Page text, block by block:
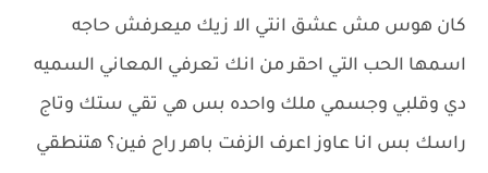
كان هوس مش عشق انتي الا زيك ميعرفش حاجه
اسمها الحب التي احقر من انك تعرفي المعاني السميه
دي وقلبي وجسمي ملك واحده بس هي تقي ستك وتاج
راسك بس انا عاوز اعرف الزفت باهر راح فين؟ هتنطقي